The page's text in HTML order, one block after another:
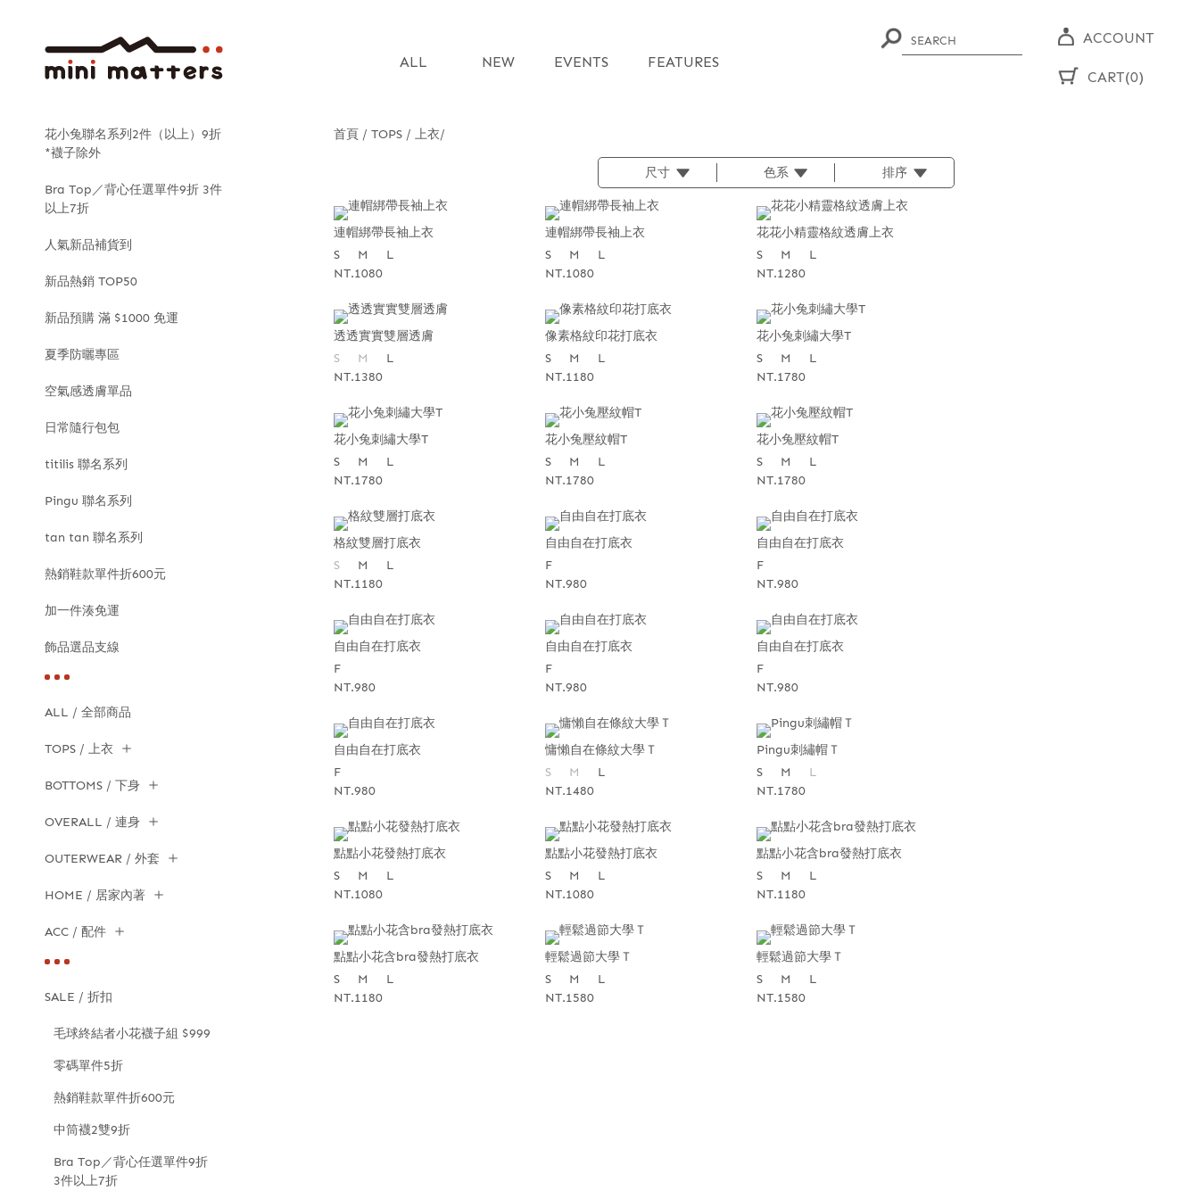
ALL NEW EVENTS FEATURES
ACCOUNT
CART(0)
花小兔聯名系列2件（以上）9折
*襪子除外
Bra Top／背心任選單件9折 3件
以上7折
人氣新品補貨到
新品熱銷 TOP50
新品預購 滿 $1000 免運
夏季防曬專區
空氣感透膚單品
日常隨行包包
titilis 聯名系列
Pingu 聯名系列
tan tan 聯名系列
熱銷鞋款單件折600元
加一件湊免運
飾品選品支線
ALL / 全部商品
TOPS / 上衣
BOTTOMS / 下身
OVERALL / 連身
OUTERWEAR / 外套
HOME / 居家內著
ACC / 配件
SALE / 折扣
毛球終結者小花襪子組 $999
零碼單件5折
熱銷鞋款單件折600元
中筒襪2雙9折
Bra Top／背心任選單件9折
3件以上7折
首頁 TOPS / 上衣
尺寸 色系 排序
連帽綁帶長袖上衣
S
M
L
NT.1080
連帽綁帶長袖上衣
S
M
L
NT.1080
花花小精靈格紋透膚上衣
S
M
L
NT.1280
透透實實雙層透膚
S
M
L
NT.1380
像素格紋印花打底衣
S
M
L
NT.1180
花小兔刺繡大學T
S
M
L
NT.1780
花小兔刺繡大學T
S
M
L
NT.1780
花小兔壓紋帽T
S
M
L
NT.1780
花小兔壓紋帽T
S
M
L
NT.1780
格紋雙層打底衣
S
M
L
NT.1180
自由自在打底衣
F
NT.980
自由自在打底衣
F
NT.980
自由自在打底衣
F
NT.980
自由自在打底衣
F
NT.980
自由自在打底衣
F
NT.980
自由自在打底衣
F
NT.980
慵懶自在條紋大學Ｔ
S
M
L
NT.1480
Pingu刺繡帽Ｔ
S
M
L
NT.1780
點點小花發熱打底衣
S
M
L
NT.1080
點點小花發熱打底衣
S
M
L
NT.1080
點點小花含bra發熱打底衣
S
M
L
NT.1180
點點小花含bra發熱打底衣
S
M
L
NT.1180
輕鬆過節大學Ｔ
S
M
L
NT.1580
輕鬆過節大學Ｔ
S
M
L
NT.1580